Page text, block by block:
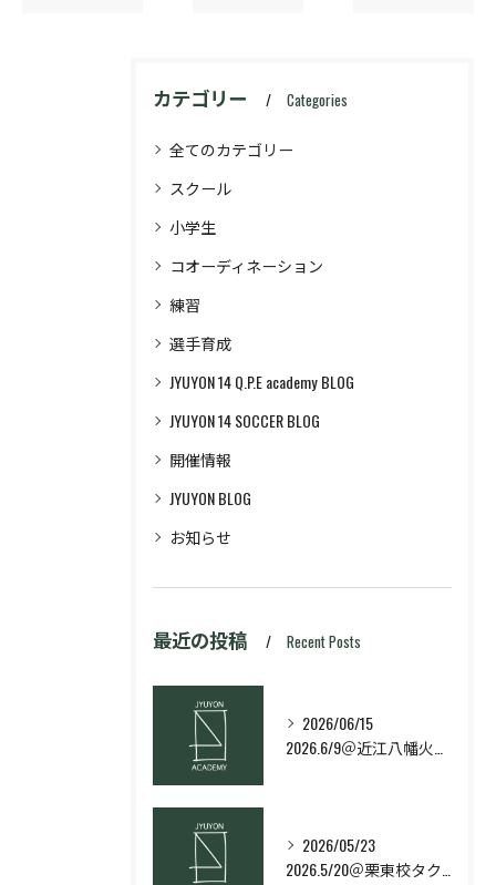
カテゴリー Categories
全てのカテゴリー
スクール
小学生
コオーディネーション
練習
選手育成
JYUYON 14 Q.P.E academy BLOG
JYUYON 14 SOCCER BLOG
開催情報
JYUYON BLOG
お知らせ
最近の投稿 Recent Posts
2026/06/15
2026/05/23